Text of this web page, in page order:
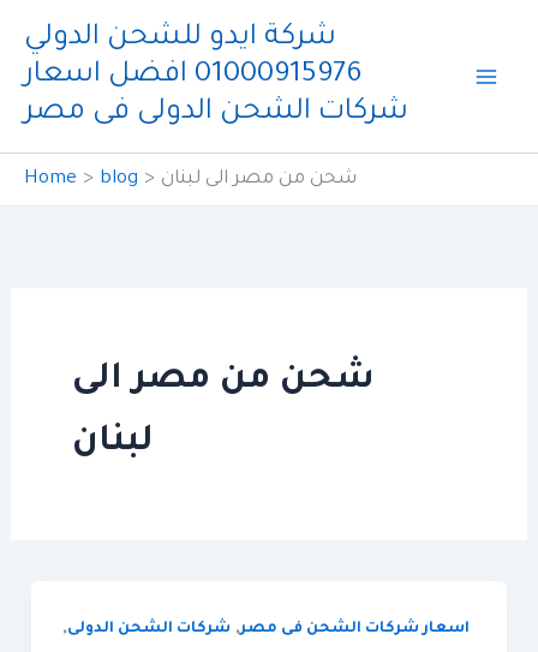
content
شركة ايدو للشحن الدولي
01000915976 افضل اسعار
شركات الشحن الدولى فى مصر
Home blog شحن من مصر الى لبنان
شحن من مصر الى
لبنان
اسعار شركات الشحن فى مصر, شركات الشحن الدولى,